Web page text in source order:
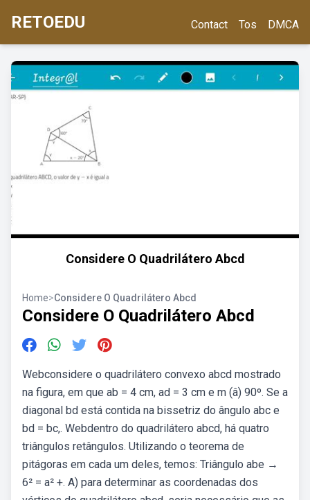
RETOEDU Contact Tos DMCA
Considere O Quadrilátero Abcd
Home>Considere O Quadrilátero Abcd
Considere O Quadrilátero Abcd
Webconsidere o quadrilátero convexo abcd mostrado
na figura, em que ab = 4 cm, ad = 3 cm e m (â) 90º. Se a
diagonal bd está contida na bissetriz do ângulo abc e
bd = bc,. Webdentro do quadrilátero abcd, há quatro
triângulos retângulos. Utilizando o teorema de
pitágoras em cada um deles, temos: Triângulo abe →
6² = a² +. A) para determinar as coordenadas dos